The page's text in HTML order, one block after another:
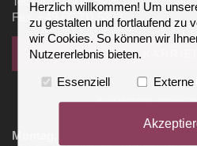
Fax: +49 (7171) 5372
⚕️UNSERE
Montag, Dienstag, Donnerstag
Herzlich willkommen! Um
zu gestalten und fortlaufend zu
wir Cookies. So können wir
Nutzererlebnis bieten.
Essenziell